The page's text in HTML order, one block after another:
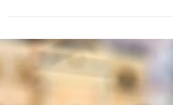
Stavby, prenájmy a pozemky
Zamestnanie v samospráve
Životné prostredie a odpady